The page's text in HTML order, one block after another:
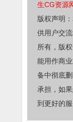
生CG资源
版权声明
供用户交
所有，版
能用作商
备中彻底
承担，如
到更好的服